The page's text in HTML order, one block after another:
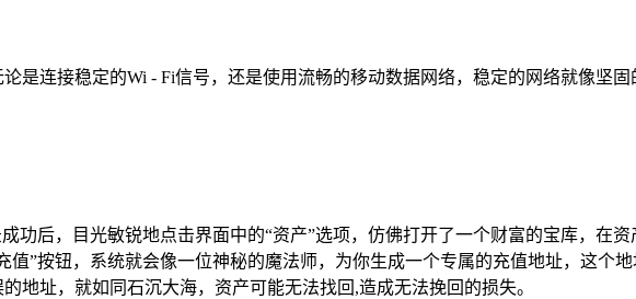
是连接稳定的Wi - Fi信号，还是使用流畅的移动数据网络，稳定的网络就像坚固
功后，目光敏锐地点击界面中的“资产”选项，仿佛打开了一个财富的宝库，在
值”按钮，系统就会像一位神秘的魔法师，为你生成一个专属的充值地址，这个
地址，就如同石沉大海，资产可能无法找回,造成无法挽回的损失。